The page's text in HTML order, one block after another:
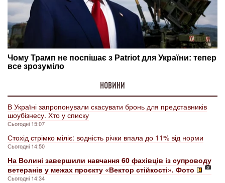
НОВИНИ
В Україні запропонували скасувати бронь для представників
шоубізнесу. Хто у списку
Сьогодні 15:07
Стохід стрімко міліє: водність річки впала до 11% від норми
Сьогодні 14:50
На Волині завершили навчання 60 фахівців із супроводу
ветеранів у межах проєкту «Вектор стійкості». Фото
Сьогодні 14:34